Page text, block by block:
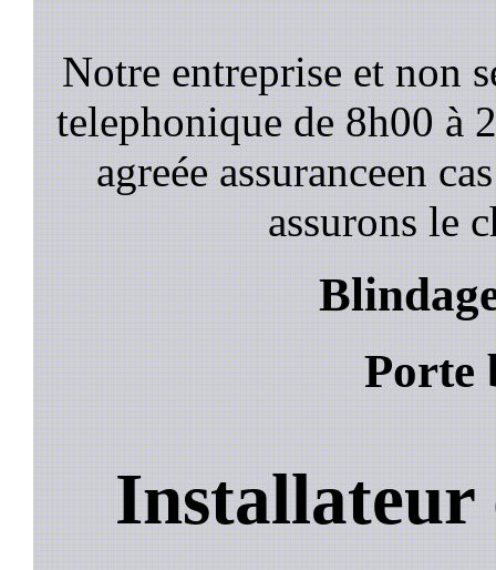
Notre entreprise et non
telephonique de 8h00 à
agreée assuranceen
assurons le
Porte
Installateur